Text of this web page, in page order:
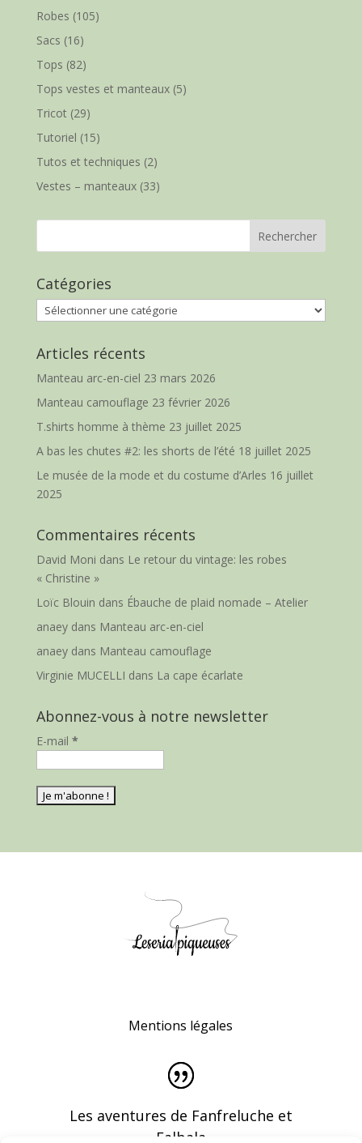
Robes (105)
Sacs (16)
Tops (82)
Tops vestes et manteaux(5)
Tricot(29)
Tutoriel (15)
Tutos et techniques (2)
Vestes – manteaux(33)
Catégories
Catégories
Articles récents
Manteau arc-en-ciel 23 mars 2026
Manteau camouflage 23 février 2026
T.shirts homme à thème 23 juillet 2025
A bas les chutes #2: les shorts de l’été 18 juillet 2025
Le musée de la mode et du costume d’Arles 16 juillet
2025
Commentaires récents
David Moni dans Le retour du vintage: les robes
« Christine »
Loïc Blouin dans Ébauche de plaid nomade – Atelier
anaeydans Manteau arc-en-ciel
anaeydans Manteau camouflage
Virginie MUCELLI dans La cape écarlate
Abonnez-vous à notre newsletter
E-mail *
Mentions légales
Les aventures de Fanfreluche et
Falbala